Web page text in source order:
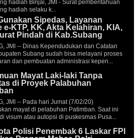
hadiah Binjai, JMI - Surat pemberitahuan
hadiah selaku k...
Sipedas, Layanan
e-KTP, KK, Akta Kelahiran, KIA,
Pindah di Kab.Subang
JMI -- Dinas Kependudukan dan Catatan
Subang sudah bisa melayani proses
dan pembuatan administrasi kepen...
Mayat Laki-laki Tanpa
di Proyek Palabuhan
JMI -- Pada hari Jumat (7/02/20)
mayat di pelabuhan Patimban. Saat ini
visum atau autopsi di puskesmas Pusa...
Polisi Penembak 6 Laskar FPI